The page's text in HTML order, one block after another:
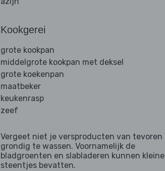
Kookgerei
grote kookpan
middelgrote kookpan met deksel
grote koekenpan
maatbeker
keukenrasp
zeef
Vergeet niet je versproducten van tevoren
grondig te wassen. Voornamelijk de
bladgroenten en slabladeren kunnen kleine
steentjes bevatten.